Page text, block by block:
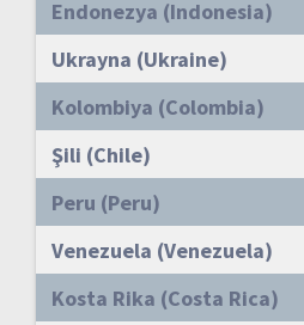
Endonezya (Indonesia)
Ukrayna (Ukraine)
Kolombiya (Colombia)
Şili (Chile)
Peru (Peru)
Venezuela (Venezuela)
Kosta Rika (Costa Rica)